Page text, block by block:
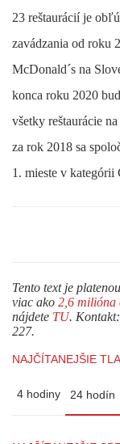
23 reštaurácií je
zavádzania od roku
McDonald´s na
konca roku 2020
všetky reštaurácie
za rok 2018 sa
1. mieste v kategórii
Tento text je
viac ako 2,6 milióna
nájdete TU. Kontakt:
227.
NAJČÍTANEJŠIE
4 hodiny 24 hodín